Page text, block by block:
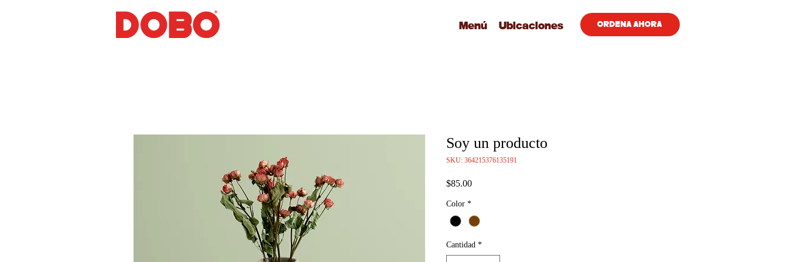
Menú Ubicaciones ORDENA AHORA
Soy un producto
SKU: 364215376135191
$85.00Precio
Color *
Cantidad *